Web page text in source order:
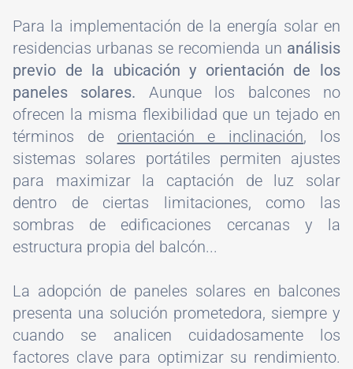
Para la implementación de la energía solar en
residencias urbanas se recomienda un análisis
previo de la ubicación y orientación de los
paneles solares. Aunque los balcones no
ofrecen la misma flexibilidad que un tejado en
términos de orientación e inclinación, los
sistemas solares portátiles permiten ajustes
para maximizar la captación de luz solar
dentro de ciertas limitaciones, como las
sombras de edificaciones cercanas y la
estructura propia del balcón...
La adopción de paneles solares en balcones
presenta una solución prometedora, siempre y
cuando se analicen cuidadosamente los
factores clave para optimizar su rendimiento.